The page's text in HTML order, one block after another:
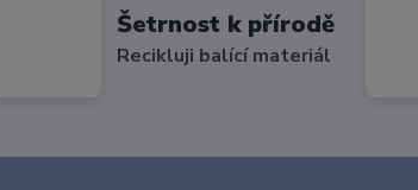
Šetrnost k přírodě
Recikluji balící materiál